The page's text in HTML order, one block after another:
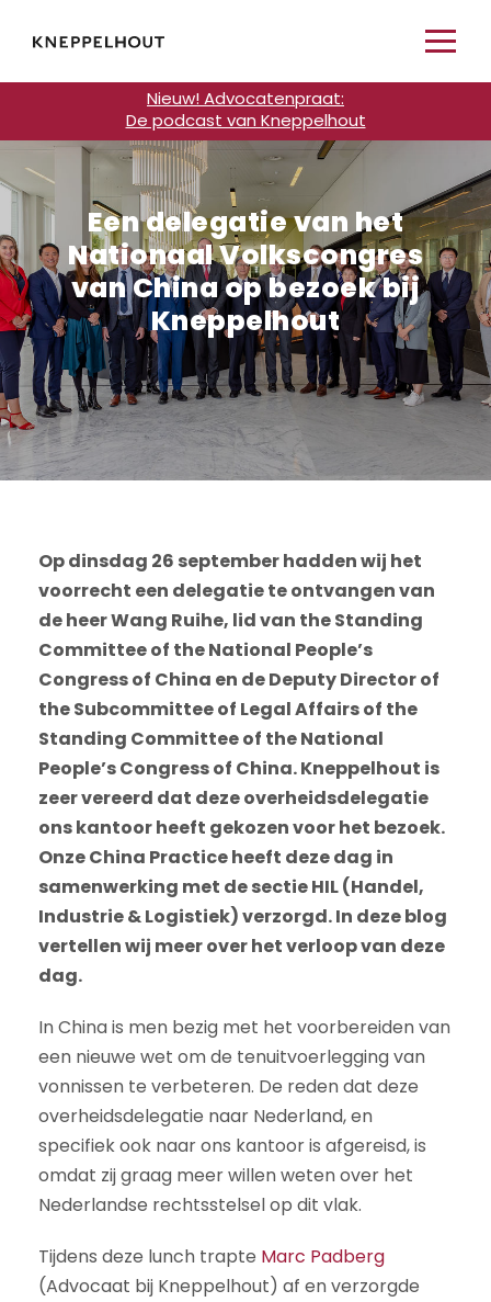
Nieuw! Advocatenpraat:
De podcast van Kneppelhout
Een delegatie van het
Nationaal Volkscongres
van China op bezoek bij
Kneppelhout
Op dinsdag 26 september hadden wij het
voorrecht een delegatie te ontvangen van
de heer Wang Ruihe, lid van the Standing
Committee of the National People’s
Congress of China en de Deputy Director of
the Subcommittee of Legal Affairs of the
Standing Committee of the National
People’s Congress of China. Kneppelhout is
zeer vereerd dat deze overheidsdelegatie
ons kantoor heeft gekozen voor het bezoek.
Onze China Practice heeft deze dag in
samenwerking met de sectie HIL (Handel,
Industrie & Logistiek) verzorgd. In deze blog
vertellen wij meer over het verloop van deze
dag.
In China is men bezig met het voorbereiden van
een nieuwe wet om de tenuitvoerlegging van
vonnissen te verbeteren. De reden dat deze
overheidsdelegatie naar Nederland, en
specifiek ook naar ons kantoor is afgereisd, is
omdat zij graag meer willen weten over het
Nederlandse rechtsstelsel op dit vlak.
Tijdens deze lunch trapte Marc Padberg
(Advocaat bij Kneppelhout) af en verzorgde